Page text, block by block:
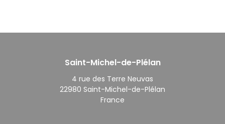
Saint-Michel-de-Plélan
4 rue des Terre Neuvas
22980 Saint-Michel-de-Plélan
France